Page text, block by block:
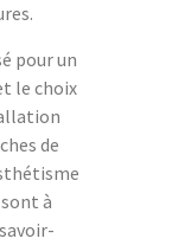
pour un
le choix
de
à